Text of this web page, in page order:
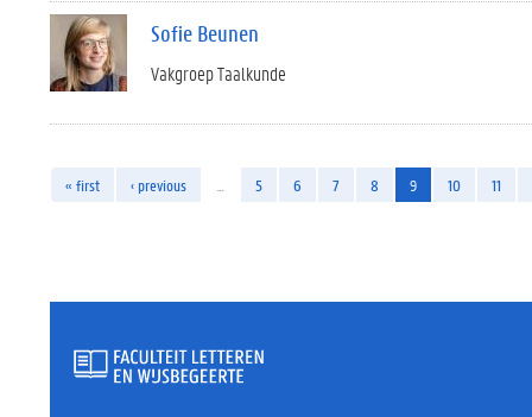
Sofie Beunen
Vakgroep Taalkunde
« first ‹ previous 5 6 7 8 9 10 11